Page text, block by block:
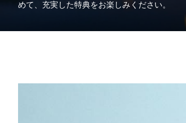
めて、充実した特典をお楽しみください。